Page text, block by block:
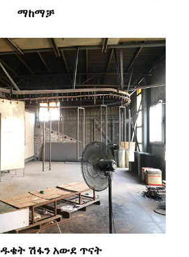
ማከማቻ
ዱቄት ሽፋን አውደ ጥናት